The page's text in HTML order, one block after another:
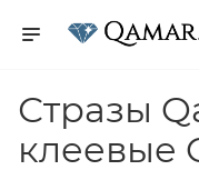
Стразы
клеевые